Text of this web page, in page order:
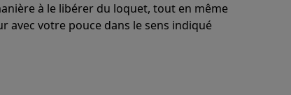
à le libérer du loquet, tout en même
votre pouce dans le sens indiqué